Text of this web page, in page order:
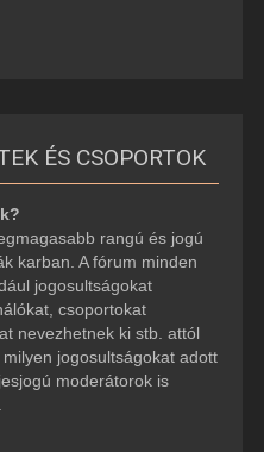
ÉS CSOPORTOK
rangú és jogú
karban. A fórum minden
jogosultságokat
csoportokat
nevezhetnek ki stb. attól
jogosultságokat adott
moderátorok is